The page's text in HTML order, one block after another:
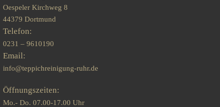
Oespeler Kirchweg 8
44379 Dortmund
Telefon:
0231 – 9610190
Email:
info@teppichreinigung-ruhr.de
Öffnungszeiten:
Mo.- Do. 07.00-17.00 Uhr